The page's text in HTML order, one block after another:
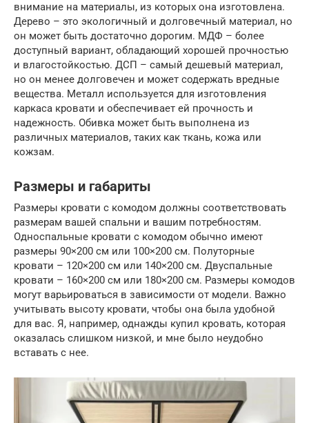
внимание на материалы, из которых она изготовлена.
Дерево – это экологичный и долговечный материал, но
он может быть достаточно дорогим. МДФ – более
доступный вариант, обладающий хорошей прочностью
и влагостойкостью. ДСП – самый дешевый материал,
но он менее долговечен и может содержать вредные
вещества. Металл используется для изготовления
каркаса кровати и обеспечивает ей прочность и
надежность. Обивка может быть выполнена из
различных материалов, таких как ткань, кожа или
кожзам.
Размеры и габариты
Размеры кровати с комодом должны соответствовать
размерам вашей спальни и вашим потребностям.
Односпальные кровати с комодом обычно имеют
размеры 90×200 см или 100×200 см. Полуторные
кровати – 120×200 см или 140×200 см. Двуспальные
кровати – 160×200 см или 180×200 см. Размеры комодов
могут варьироваться в зависимости от модели. Важно
учитывать высоту кровати, чтобы она была удобной
для вас. Я, например, однажды купил кровать, которая
оказалась слишком низкой, и мне было неудобно
вставать с нее.